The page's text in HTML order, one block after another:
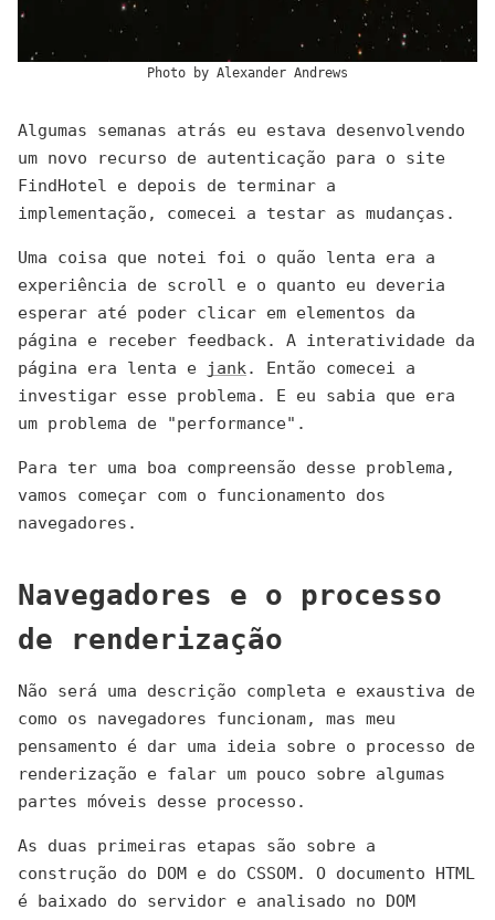
Photo by Alexander Andrews
Algumas semanas atrás eu estava desenvolvendo
um novo recurso de autenticação para o site
FindHotel e depois de terminar a
implementação, comecei a testar as mudanças.
Uma coisa que notei foi o quão lenta era a
experiência de scroll e o quanto eu deveria
esperar até poder clicar em elementos da
página e receber feedback. A interatividade da
página era lenta e
jank. Então comecei a
investigar esse problema. E eu sabia que era
um problema de "performance".
Para ter uma boa compreensão desse problema,
vamos começar com o funcionamento dos
navegadores.
Navegadores e o processo
de renderização
Não será uma descrição completa e exaustiva de
como os navegadores funcionam, mas meu
pensamento é dar uma ideia sobre o processo de
renderização e falar um pouco sobre algumas
partes móveis desse processo.
As duas primeiras etapas são sobre a
construção do DOM e do CSSOM. O documento HTML
é baixado do servidor e analisado no DOM